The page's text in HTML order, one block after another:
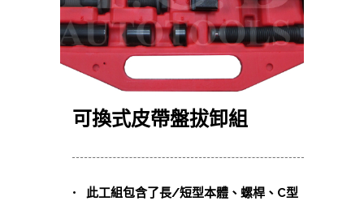
可換式皮帶盤拔卸組
• 此工組包含了長/短型本體、螺桿、C型